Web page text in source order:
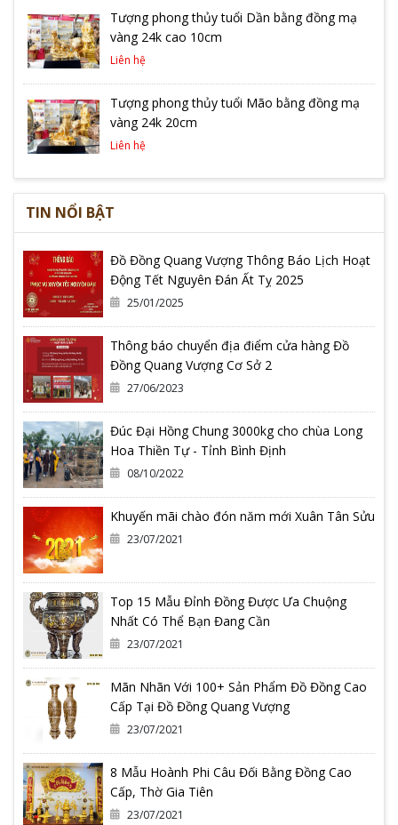
Tượng phong thủy tuổi Dần bằng đồng mạ
vàng 24k cao 10cm
Liên hệ
Tượng phong thủy tuổi Mão bằng đồng mạ
vàng 24k 20cm
Liên hệ
TIN NỔI BẬT
Đồ Đồng Quang Vượng Thông Báo Lịch Hoạt
Động Tết Nguyên Đán Ất Tỵ 2025
25/01/2025
Thông báo chuyển địa điểm cửa hàng Đồ
Đồng Quang Vượng Cơ Sở 2
27/06/2023
Đúc Đại Hồng Chung 3000kg cho chùa Long
Hoa Thiền Tự - Tỉnh Bình Định
08/10/2022
Khuyến mãi chào đón năm mới Xuân Tân Sửu
23/07/2021
Top 15 Mẫu Đỉnh Đồng Được Ưa Chuộng
Nhất Có Thể Bạn Đang Cần
23/07/2021
Mãn Nhãn Với 100+ Sản Phẩm Đồ Đồng Cao
Cấp Tại Đồ Đồng Quang Vượng
23/07/2021
8 Mẫu Hoành Phi Câu Đối Bằng Đồng Cao
Cấp, Thờ Gia Tiên
23/07/2021